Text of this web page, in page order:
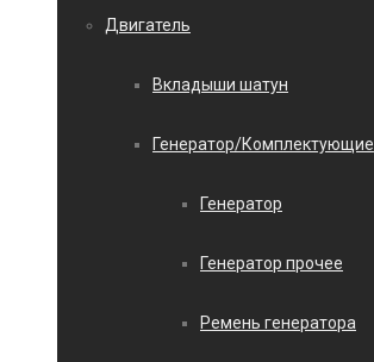
Двигатель
Вкладыши шатун
Генератор/Комплектующие
Генератор
Генератор прочее
Ремень генератора